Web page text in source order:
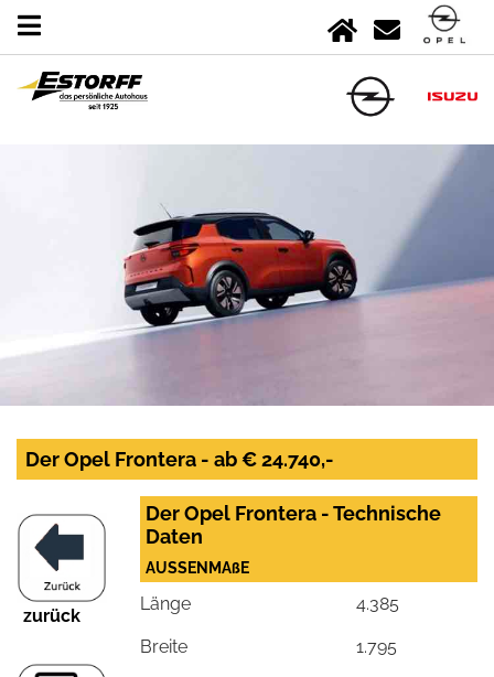
Der Opel Frontera - ab € 24.740,-
zurück
Der Opel Frontera - Technische
Daten
AUSSENMAßE
Länge 4.385
Breite 1.795